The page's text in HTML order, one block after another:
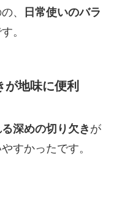
、
日常使いのバラ
。
が地味に便利
深めの切り欠き が
すかったです。